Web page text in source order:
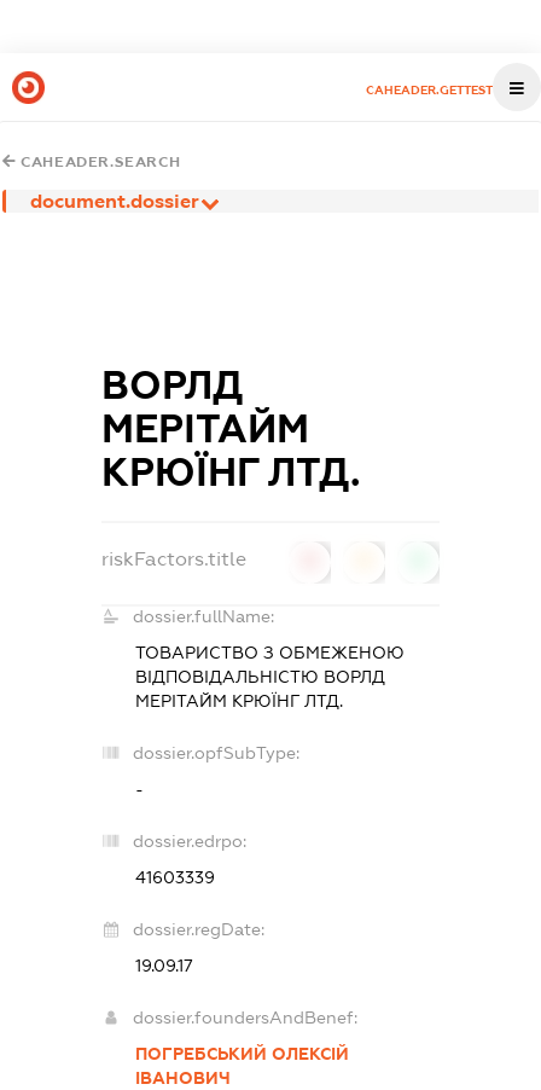
CAHEADER.GETTEST
CAHEADER.SEARCH
document.dossier
ВОРЛД
МЕРІТАЙМ
КРЮЇНГ ЛТД.
riskFactors.title
dossier.fullName:
ТОВАРИСТВО З ОБМЕЖЕНОЮ
ВІДПОВІДАЛЬНІСТЮ ВОРЛД
МЕРІТАЙМ КРЮЇНГ ЛТД.
dossier.opfSubType:
-
dossier.edrpo:
41603339
dossier.regDate:
19.09.17
dossier.foundersAndBenef:
ПОГРЕБСЬКИЙ ОЛЕКСІЙ
ІВАНОВИЧ